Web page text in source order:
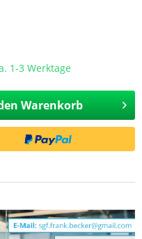
1-3 Werktage
Warenkorb